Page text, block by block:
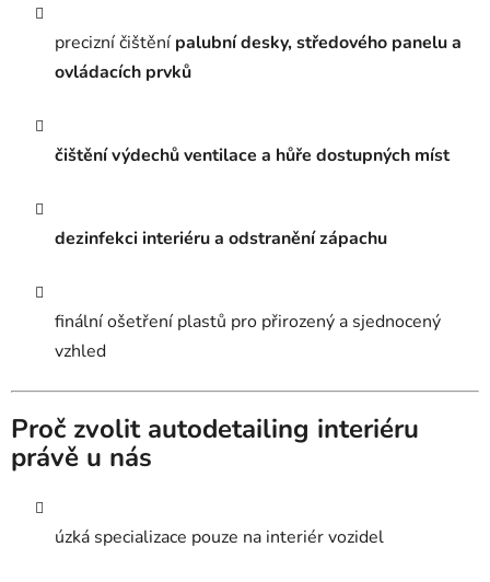
precizní čištění palubní desky, středového panelu a
ovládacích prvků
čištění výdechů ventilace a hůře dostupných míst
dezinfekci interiéru a odstranění zápachu
finální ošetření plastů pro přirozený a sjednocený
vzhled
Proč zvolit autodetailing interiéru
právě u nás
úzká specializace pouze na interiér vozidel